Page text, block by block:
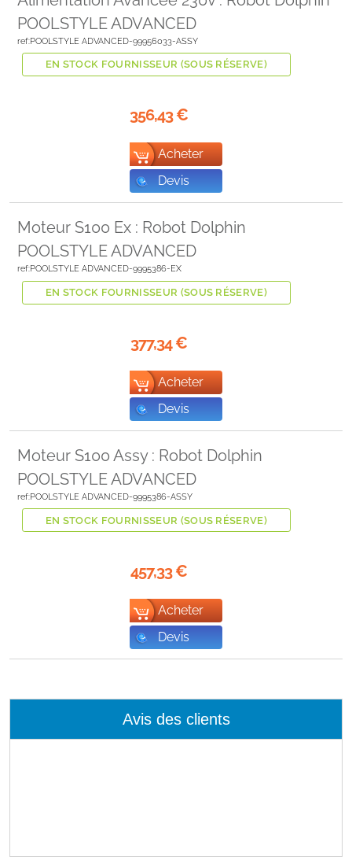
POOLSTYLE ADVANCED
ref:POOLSTYLE ADVANCED-99956033-ASSY
EN STOCK FOURNISSEUR (SOUS RÉSERVE)
356,43€
Acheter
Devis
Moteur S100 Ex : Robot Dolphin
POOLSTYLE ADVANCED
ref:POOLSTYLE ADVANCED-9995386-EX
EN STOCK FOURNISSEUR (SOUS RÉSERVE)
377,34€
Acheter
Devis
Moteur S100 Assy : Robot Dolphin
POOLSTYLE ADVANCED
ref:POOLSTYLE ADVANCED-9995386-ASSY
EN STOCK FOURNISSEUR (SOUS RÉSERVE)
457,33€
Acheter
Devis
Avis des clients